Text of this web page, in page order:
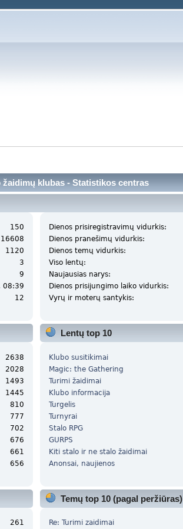
žaidimų klubas - Statistikos centras
150
16608
1120
3
9
08:39
12
Dienos prisiregistravimų vidurkis:
Dienos pranešimų vidurkis:
Dienos temų vidurkis:
Viso lentų:
Naujausias narys:
Dienos prisijungimo laiko vidurkis:
Vyrų ir moterų santykis:
2638
2028
1493
1445
810
777
702
676
661
656
Lentų top 10
Klubo susitikimai
Magic: the Gathering
Turimi žaidimai
Klubo informacija
Turgelis
Turnyrai
Stalo RPG
GURPS
Kiti stalo ir ne stalo žaidimai
Anonsai, naujienos
261
Temų top 10 (pagal peržiūras)
Re: Turimi zaidimai